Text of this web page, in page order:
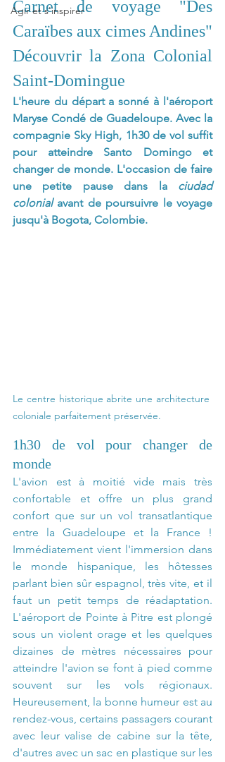
Agir et s'inspirer
Carnet de voyage "Des
Découvrir la Zona Colonial
Saint-Domingue
L'heure du départ a sonné à l'aéroport
Maryse Condé de Guadeloupe. Avec la
compagnie Sky High, 1h30 de vol suffit
pour atteindre Santo Domingo et
changer de monde. L'occasion de faire
une petite pause dans la ciudad
colonial avant de poursuivre le voyage
jusqu'à Bogota, Colombie.
Le centre historique abrite une architecture
coloniale parfaitement préservée.
1h30 de vol pour changer de
monde
L'avion est à moitié vide mais très
confortable et offre un plus grand
confort que sur un vol transatlantique
entre la Guadeloupe et la France !
Immédiatement vient l'immersion dans
le monde hispanique, les hôtesses
parlant bien sûr espagnol, très vite, et il
faut un petit temps de réadaptation.
L'aéroport de Pointe à Pitre est plongé
sous un violent orage et les quelques
dizaines de mètres nécessaires pour
atteindre l'avion se font à pied comme
souvent sur les vols régionaux.
Heureusement, la bonne humeur est au
rendez-vous, certains passagers courant
avec leur valise de cabine sur la tête,
d'autres avec un sac en plastique sur les